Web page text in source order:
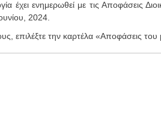
έχει ενημερωθεί με τις Αποφάσεις
2024.
επιλέξτε την καρτέλα «Αποφάσεις